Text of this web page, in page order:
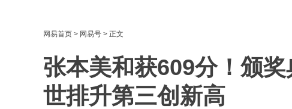
网易首页 > 网易号 > 正文
张本美和获609分！颁
世排升第三创新高